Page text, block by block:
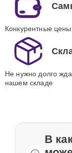
Конкурентные
Не нужно долго
нашем складе
В